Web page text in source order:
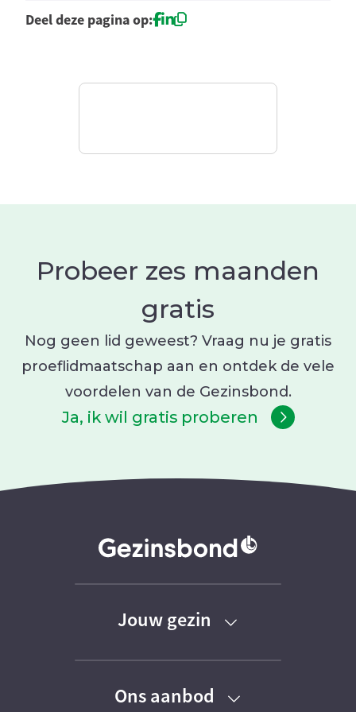
Deel deze pagina op:
Probeer zes maanden
gratis
Nog geen lid geweest? Vraag nu je gratis
proeflidmaatschap aan en ontdek de vele
voordelen van de Gezinsbond.
Ja, ik wil gratis proberen
Jouw gezin
Baby
Peuter
Ons aanbod